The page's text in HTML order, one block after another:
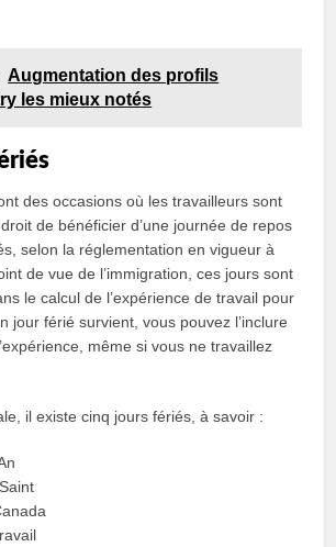
Augmentation des profils
les mieux notés
des occasions où les travailleurs sont
de bénéficier d’une journée de repos
selon la réglementation en vigueur à
de vue de l’immigration, ces jours sont
le calcul de l’expérience de travail pour
jour férié survient, vous pouvez l’inclure
même si vous ne travaillez
il existe cinq jours fériés, à savoir :